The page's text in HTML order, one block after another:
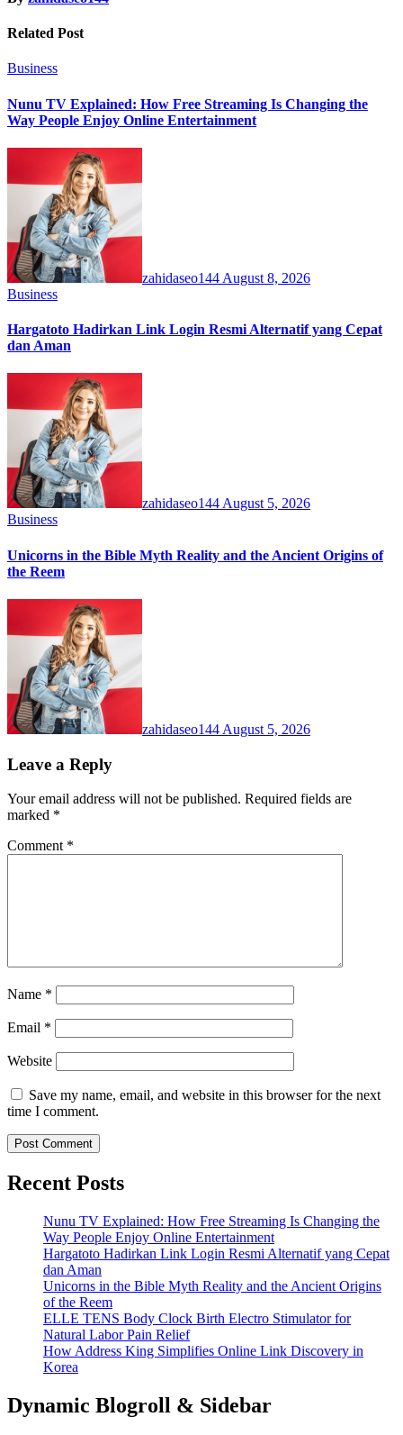
Related Post
Business
Nunu TV Explained: How Free Streaming Is Changing the
Way People Enjoy Online Entertainment
zahidaseo144 August 8, 2026
Business
Hargatoto Hadirkan Link Login Resmi Alternatif yang Cepat
dan Aman
zahidaseo144August 5, 2026
Business
Unicorns in the Bible Myth Reality and the Ancient Origins of
the Reem
zahidaseo144 August 5, 2026
Leave a Reply
Your email address will not be published. Required fields are
marked *
Comment *
Name *
Email *
Website
Save my name, email, and website in this browser for the next
time I comment.
Recent Posts
Nunu TV Explained: How Free Streaming Is Changing the
Way People Enjoy Online Entertainment
Hargatoto Hadirkan Link Login Resmi Alternatif yang Cepat
dan Aman
Unicorns in the Bible Myth Reality and the Ancient Origins
of the Reem
ELLE TENS Body Clock Birth Electro Stimulator for
Natural Labor Pain Relief
How Address King Simplifies Online Link Discovery in
Korea
Dynamic Blogroll & Sidebar